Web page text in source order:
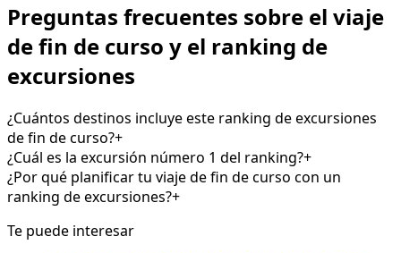
Preguntas frecuentes sobre el viaje
de fin de curso y el ranking de
excursiones
¿Cuántos destinos incluye este ranking de excursiones
de fin de curso?+
¿Cuál es la excursión número 1 del ranking?+
¿Por qué planificar tu viaje de fin de curso con un
ranking de excursiones?+
Te puede interesar